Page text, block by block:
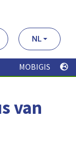
NL
MOBIGIS
van